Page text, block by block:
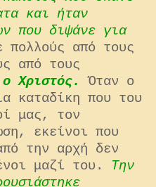
και ήταν
που διψάνε για
πολλούς από τους
από τους
Χριστός.
Όταν ο
καταδίκη που του
μας, τον
εκείνοι που
την αρχή δεν
μαζί του. Την